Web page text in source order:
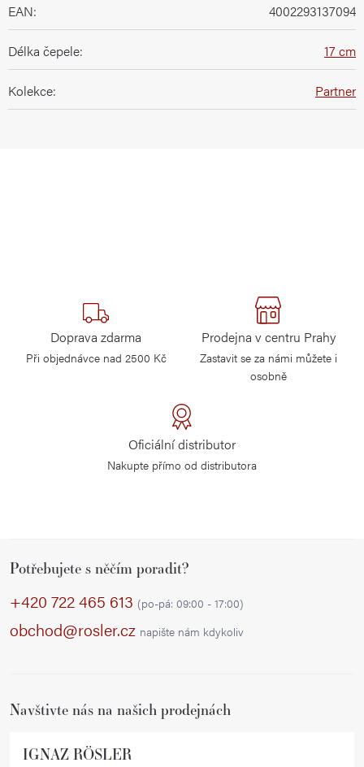
EAN: 4002293137094
Délka čepele: 17 cm
Kolekce: Partner
Doprava zdarma
Při objednávce nad 2500 Kč
Prodejna v centru Prahy
Zastavit se za námi můžete i
osobně
Oficiální distributor
Nakupte přímo od distributora
Potřebujete s něčím poradit?
+420 722 465 613 (po-pá: 09:00 - 17:00)
obchod@rosler.cz napište nám kdykoliv
Navštivte nás na našich prodejnách
IGNAZ RÖSLER